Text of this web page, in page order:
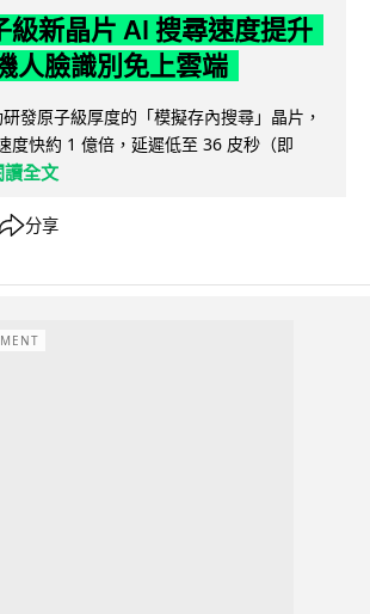
級新晶片 AI 搜尋速度提升
人臉識別免上雲端
發原子級厚度的「模擬存內搜尋」晶片，
度快約 1 億倍，延遲低至 36 皮秒（即
讀全文
分享